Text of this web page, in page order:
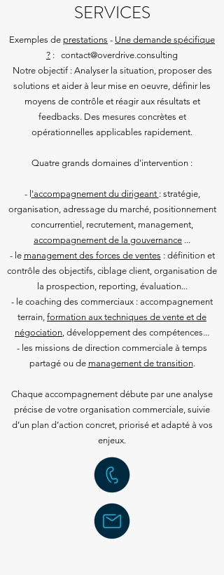
SERVICES
Exemples de prestations - Une demande spécifique
? : contact@overdrive.consulting
Notre objectif : Analyser la situation, proposer des
solutions et aider à leur mise en oeuvre, définir les
moyens de contrôle et réagir aux résultats et
feedbacks. Des mesures concrètes et
opérationnelles applicables rapidement.
Quatre grands domaines d'intervention :
- l 'accompagnement du dirigeant : stratégie,
organisation, adressage du marché, positionnement
concurrentiel, recrutement, management,
accompagnement de la gouvernance ...
- le management des forces de ventes : définition et
contrôle des objectifs, ciblage client, organisation de
la prospection, reporting, évaluation...
- le coaching des commerciaux : accompagnement
terrain, formation aux techniques de vente et de
négociation, développement des compétences...
- les missions de direction commerciale à temps
partagé ou de management de transition.
Chaque accompagnement débute par une analyse
précise de votre organisation commerciale, suivie
d’un plan d’action concret, priorisé et adapté à vos
enjeux.